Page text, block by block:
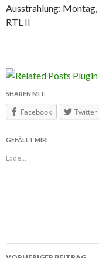
Ausstrahlung:
RTL II
SHAREN MIT:
Facebook Twitter
GEFÄLLT MIR:
Lade...